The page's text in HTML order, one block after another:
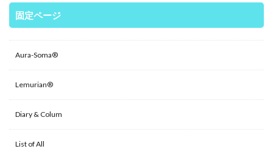
固定ページ
Aura-Soma®
Lemurian®
Diary & Colum
List of All